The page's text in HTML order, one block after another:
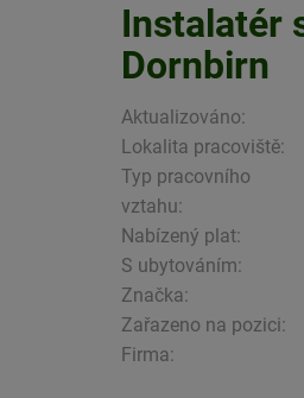
Instalatér
Dornbirn
Aktualizováno:
Lokalita pracoviště:
Typ pracovního
vztahu:
Nabízený plat:
S ubytováním:
Značka:
Zařazeno na pozici:
Firma: